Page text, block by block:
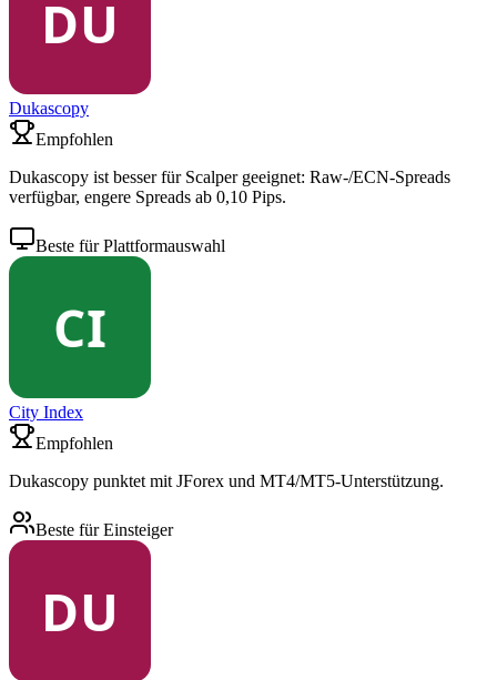
Dukascopy
Empfohlen
Dukascopy ist besser für Scalper geeignet: Raw-/ECN-Spreads
verfügbar, engere Spreads ab 0,10 Pips.
Beste für Plattformauswahl
City Index
Empfohlen
Dukascopy punktet mit JForex und MT4/MT5-Unterstützung.
Beste für Einsteiger